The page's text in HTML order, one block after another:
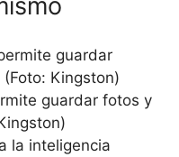
guardar fotos y
la inteligencia